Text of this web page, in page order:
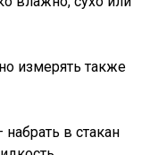
измерять также
в стакан